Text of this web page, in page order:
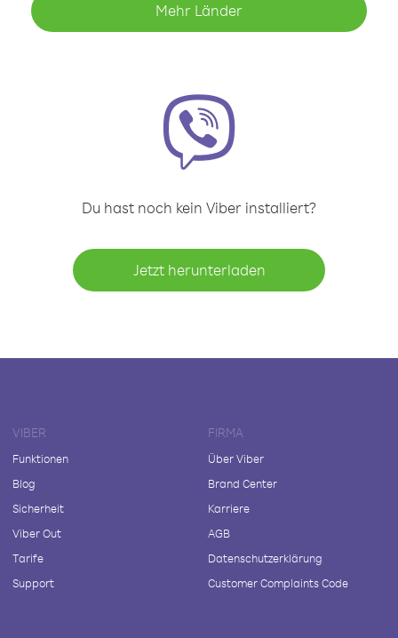
Mehr Länder
Du hast noch kein Viber installiert?
Jetzt herunterladen
VIBER
Funktionen
Blog
Sicherheit
Viber Out
Tarife
Support
FIRMA
Über Viber
Brand Center
Karriere
AGB
Datenschutzerklärung
Customer Complaints Code